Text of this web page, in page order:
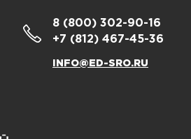
8 (800) 302-90-16
+7 (812) 467-45-36
INFO@ED-SRO.RU